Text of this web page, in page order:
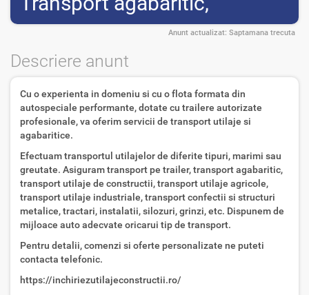
Anunt actualizat: Saptamana trecuta
Descriere anunt
Cu o experienta in domeniu si cu o flota formata din
autospeciale performante, dotate cu trailere autorizate
profesionale, va oferim servicii de transport utilaje si
agabaritice.
Efectuam transportul utilajelor de diferite tipuri, marimi sau
greutate. Asiguram transport pe trailer, transport agabaritic,
transport utilaje de constructii, transport utilaje agricole,
transport utilaje industriale, transport confectii si structuri
metalice, tractari, instalatii, silozuri, grinzi, etc. Dispunem de
mijloace auto adecvate oricarui tip de transport.
Pentru detalii, comenzi si oferte personalizate ne puteti
contacta telefonic.
https://inchiriezutilajeconstructii.ro/